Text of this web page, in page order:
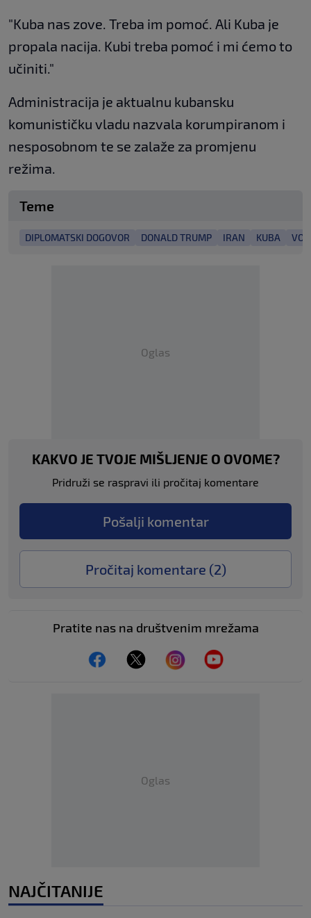
"Kuba nas zove. Treba im pomoć. Ali Kuba je
propala nacija. Kubi treba pomoć i mi ćemo to
učiniti."
Administracija je aktualnu kubansku
komunističku vladu nazvala korumpiranom i
nesposobnom te se zalaže za promjenu
režima.
Teme
DIPLOMATSKI DOGOVOR DONALD TRUMP IRAN KUBA
Oglas
KAKVO JE TVOJE MIŠLJENJE O OVOME?
Pridruži se raspravi ili pročitaj komentare
Pošalji komentar
Pročitaj komentare (2)
Pratite nas na društvenim mrežama
Oglas
NAJČITANIJE